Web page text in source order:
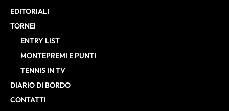
EDITORIALI
TORNEI
ENTRY LIST
MONTEPREMI E PUNTI
TENNIS IN TV
DIARIO DI BORDO
CONTATTI